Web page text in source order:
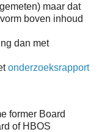
maar dat
boven inhoud
dan met
onderzoeksrapport
former Board
of HBOS